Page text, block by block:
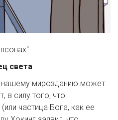
света
нашему мирозданию может
в силу того, что
частица Бога, как ее